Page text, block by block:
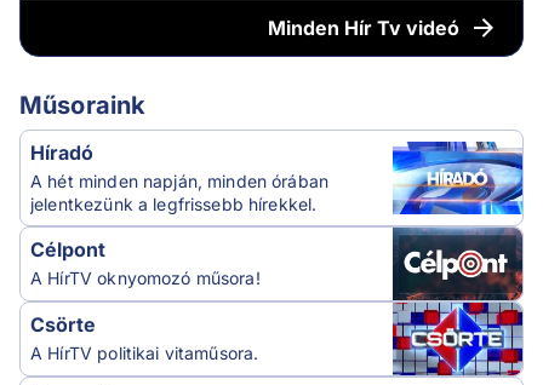
Minden Hír Tv videó
Műsoraink
Híradó
A hét minden napján, minden órában
jelentkezünk a legfrissebb hírekkel.
Célpont
A HírTV oknyomozó műsora!
Csörte
A HírTV politikai vitaműsora.